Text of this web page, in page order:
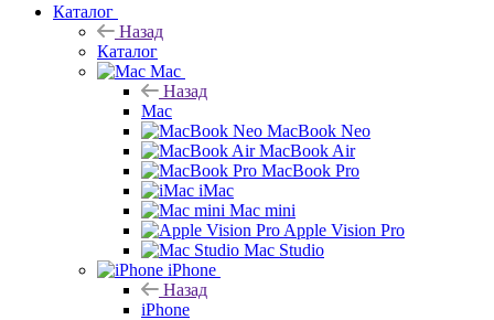
Каталог
Назад
Каталог
Mac
Назад
Mac
MacBook Neo
MacBook Air
MacBook Pro
iMac
Mac mini
Apple Vision Pro
Mac Studio
iPhone
Назад
iPhone